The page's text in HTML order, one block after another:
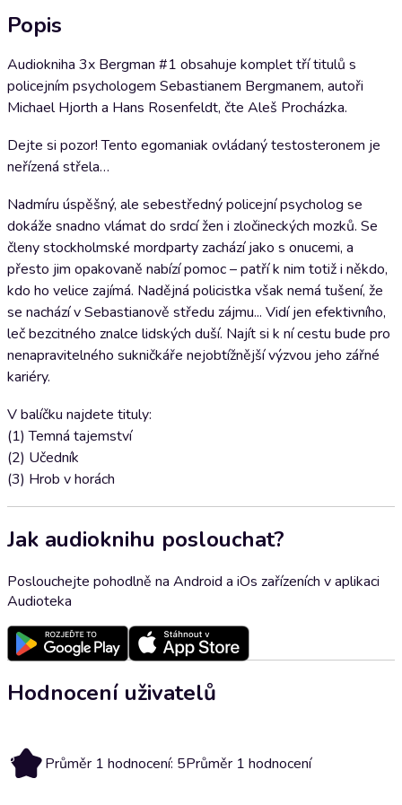
Popis
Audiokniha 3x Bergman #1 obsahuje komplet tří titulů s
policejním psychologem Sebastianem Bergmanem, autoři
Michael Hjorth a Hans Rosenfeldt, čte Aleš Procházka.
Dejte si pozor! Tento egomaniak ovládaný testosteronem je
neřízená střela…
Nadmíru úspěšný, ale sebestředný policejní psycholog se
dokáže snadno vlámat do srdcí žen i zločineckých mozků. Se
členy stockholmské mordparty zachází jako s onucemi, a
přesto jim opakovaně nabízí pomoc – patří k nim totiž i někdo,
kdo ho velice zajímá. Nadějná policistka však nemá tušení, že
se nachází v Sebastianově středu zájmu... Vidí jen efektivního,
leč bezcitného znalce lidských duší. Najít si k ní cestu bude pro
nenapravitelného sukničkáře nejobtížnější výzvou jeho zářné
kariéry.
V balíčku najdete tituly:
(1) Temná tajemství
(2) Učedník
(3) Hrob v horách
Jak audioknihu poslouchat?
Poslouchejte pohodlně na Android a iOs zařízeních v aplikaci
Audioteka
Hodnocení uživatelů
5 Průměr 1 hodnocení: 5Průměr 1 hodnocení